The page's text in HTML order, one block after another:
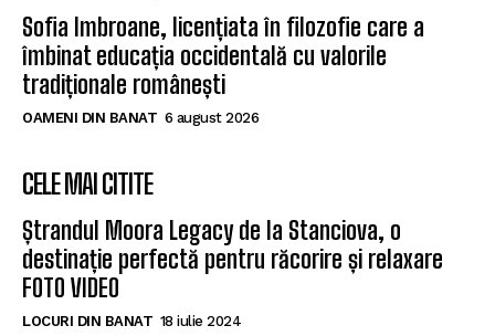
Sofia Imbroane, licențiata în filozofie care a
îmbinat educația occidentală cu valorile
tradiționale românești
OAMENI DIN BANAT 6 august 2026
CELE MAI CITITE
Ștrandul Moora Legacy de la Stanciova, o
destinație perfectă pentru răcorire și relaxare
FOTO VIDEO
LOCURI DIN BANAT 18 iulie 2024